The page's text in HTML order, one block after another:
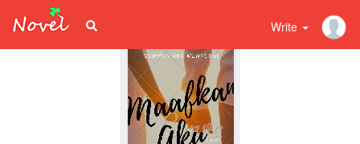
Write